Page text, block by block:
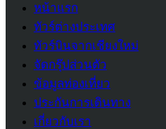
หน้าแรก
ทัวร์ต่างประเทศ
ทัวร์บินจากเชียงใหม่
จัดกรุ๊ปส่วนตัว
ข้อมูลท่องเที่ยว
ประกันการเดินทาง
เกี่ยวกับเรา